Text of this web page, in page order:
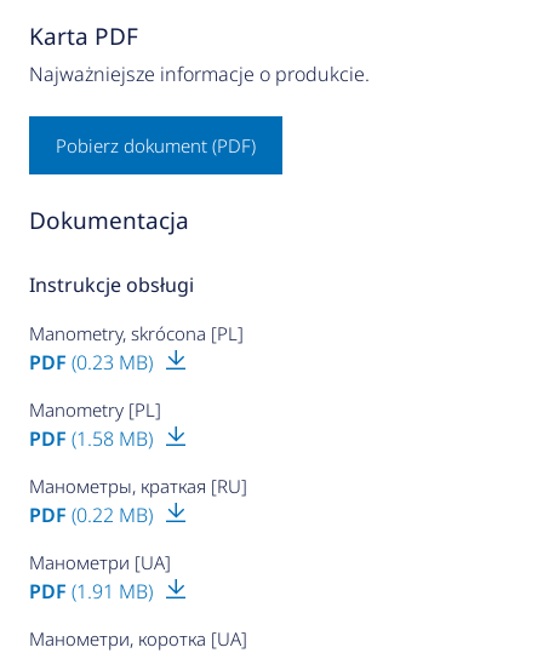
Karta PDF
Najważniejsze informacje o produkcie.
Pobierz dokument (PDF)
Dokumentacja
Instrukcje obsługi
Manometry, skrócona [PL]
PDF (0.23 MB)
Manometry [PL]
PDF (1.58 MB)
Манометры, краткая [RU]
PDF (0.22 MB)
Манометри [UA]
PDF (1.91 MB)
Манометри, коротка [UA]